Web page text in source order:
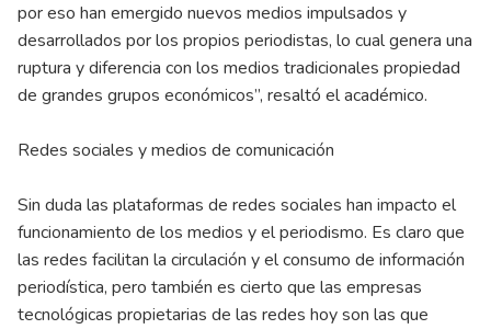
por eso han emergido nuevos medios impulsados y
desarrollados por los propios periodistas, lo cual genera una
ruptura y diferencia con los medios tradicionales propiedad
de grandes grupos económicos”, resaltó el académico.
Redes sociales y medios de comunicación
Sin duda las plataformas de redes sociales han impacto el
funcionamiento de los medios y el periodismo. Es claro que
las redes facilitan la circulación y el consumo de información
periodística, pero también es cierto que las empresas
tecnológicas propietarias de las redes hoy son las que